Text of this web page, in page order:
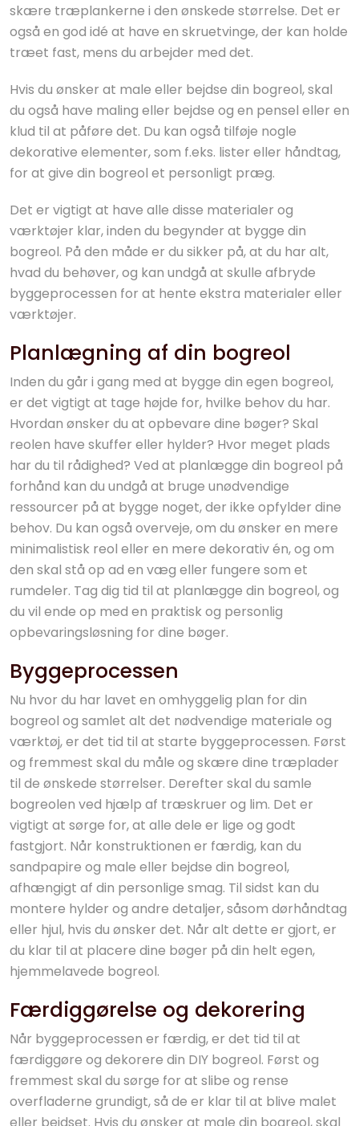
skære træplankerne i den ønskede størrelse. Det er
også en god idé at have en skruetvinge, der kan holde
træet fast, mens du arbejder med det.
Hvis du ønsker at male eller bejdse din bogreol, skal
du også have maling eller bejdse og en pensel eller en
klud til at påføre det. Du kan også tilføje nogle
dekorative elementer, som f.eks. lister eller håndtag,
for at give din bogreol et personligt præg.
Det er vigtigt at have alle disse materialer og
værktøjer klar, inden du begynder at bygge din
bogreol. På den måde er du sikker på, at du har alt,
hvad du behøver, og kan undgå at skulle afbryde
byggeprocessen for at hente ekstra materialer eller
værktøjer.
Planlægning af din bogreol
Inden du går i gang med at bygge din egen bogreol,
er det vigtigt at tage højde for, hvilke behov du har.
Hvordan ønsker du at opbevare dine bøger? Skal
reolen have skuffer eller hylder? Hvor meget plads
har du til rådighed? Ved at planlægge din bogreol på
forhånd kan du undgå at bruge unødvendige
ressourcer på at bygge noget, der ikke opfylder dine
behov. Du kan også overveje, om du ønsker en mere
minimalistisk reol eller en mere dekorativ én, og om
den skal stå op ad en væg eller fungere som et
rumdeler. Tag dig tid til at planlægge din bogreol, og
du vil ende op med en praktisk og personlig
opbevaringsløsning for dine bøger.
Byggeprocessen
Nu hvor du har lavet en omhyggelig plan for din
bogreol og samlet alt det nødvendige materiale og
værktøj, er det tid til at starte byggeprocessen. Først
og fremmest skal du måle og skære dine træplader
til de ønskede størrelser. Derefter skal du samle
bogreolen ved hjælp af træskruer og lim. Det er
vigtigt at sørge for, at alle dele er lige og godt
fastgjort. Når konstruktionen er færdig, kan du
sandpapire og male eller bejdse din bogreol,
afhængigt af din personlige smag. Til sidst kan du
montere hylder og andre detaljer, såsom dørhåndtag
eller hjul, hvis du ønsker det. Når alt dette er gjort, er
du klar til at placere dine bøger på din helt egen,
hjemmelavede bogreol.
Færdiggørelse og dekorering
Når byggeprocessen er færdig, er det tid til at
færdiggøre og dekorere din DIY bogreol. Først og
fremmest skal du sørge for at slibe og rense
overfladerne grundigt, så de er klar til at blive malet